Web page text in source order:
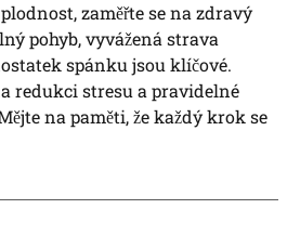
zaměřte se na zdravý
pohyb, vyvážená strava
spánku jsou klíčové.
redukci stresu a pravidelné
na paměti, že každý krok se